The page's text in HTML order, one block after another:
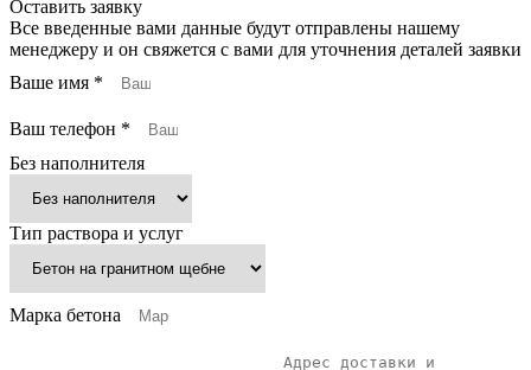
Оставить заявку
Все введенные вами данные будут отправлены нашему
менеджеру и он свяжется с вами для уточнения деталей заявки
Ваше имя *
Ваш телефон *
Без наполнителя
Тип раствора и услуг
Марка бетона